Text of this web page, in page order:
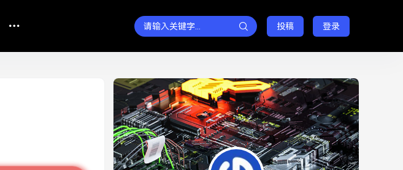
投稿 登录